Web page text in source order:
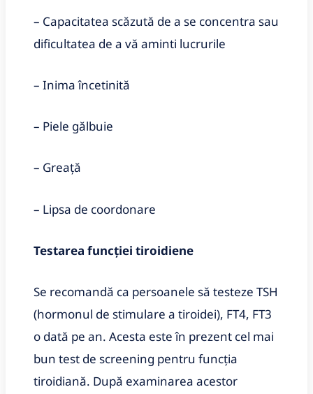
– Capacitatea scăzută de a se concentra sau
dificultatea de a vă aminti lucrurile
– Inima încetinită
– Piele gălbuie
– Greaţă
– Lipsa de coordonare
Testarea funcției tiroidiene
Se recomandă ca persoanele să testeze TSH
(hormonul de stimulare a tiroidei), FT4, FT3
o dată pe an. Acesta este în prezent cel mai
bun test de screening pentru funcția
tiroidiană. După examinarea acestor